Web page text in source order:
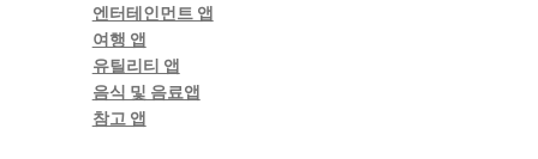
엔터테인먼트 앱
여행 앱
유틸리티 앱
음식 및 음료앱
참고 앱